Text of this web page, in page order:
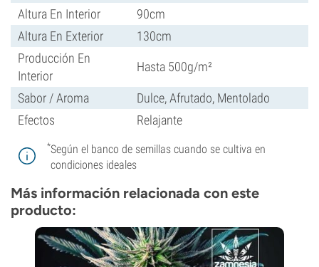
Altura En Interior
90cm
Altura En Exterior
130cm
Producción En
Interior
Hasta 500g/m²
Sabor / Aroma
Dulce, Afrutado, Mentolado
Efectos
Relajante
*Según el banco de semillas cuando se cultiva en
condiciones ideales
Más información relacionada con este
producto: